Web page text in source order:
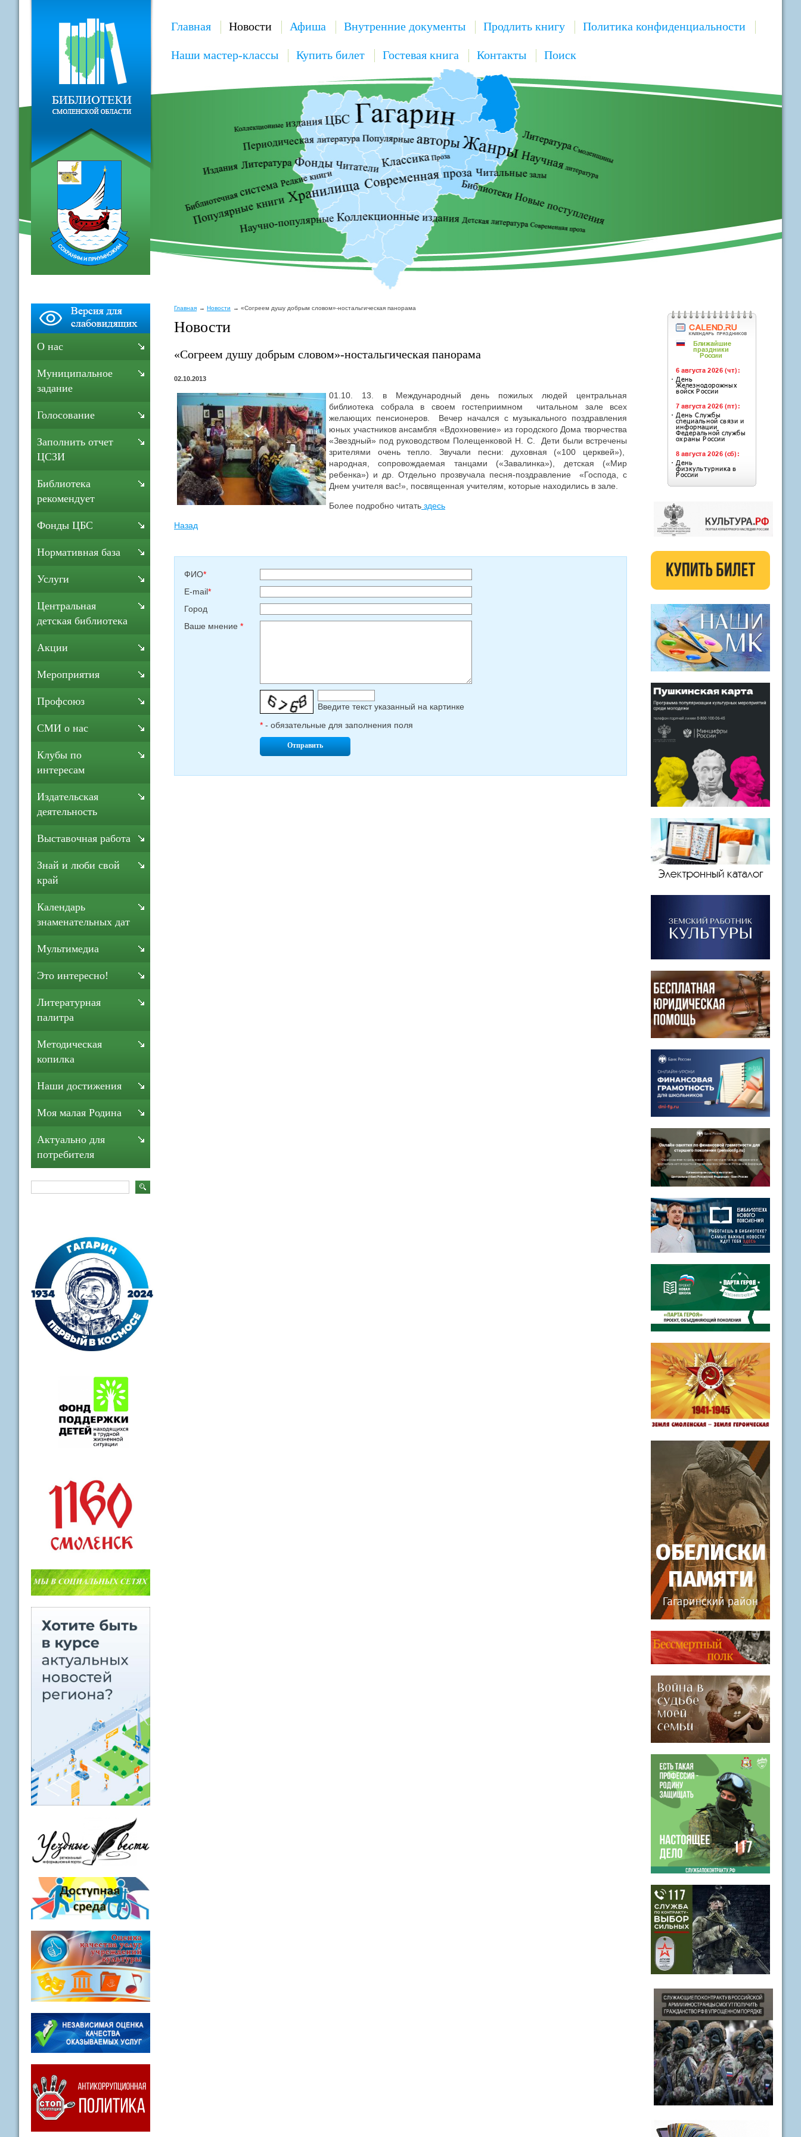
Главная Новости Афиша Внутренние документы Продлить книгу Политика конфиденциальности
Наши мастер-классы Купить билет Гостевая книга Контакты Поиск
Главная Новости «Согреем душу добрым словом»-ностальгическая панорама
Новости
«Согреем душу добрым словом»-ностальгическая панорама
02.10.2013
01.10. 13. в Международный день пожилых людей центральная
библиотека собрала в своем гостеприимном читальном зале всех
желающих пенсионеров. Вечер начался с музыкального поздравления
юных участников ансамбля «Вдохновение» из городского Дома творчества
«Звездный» под руководством Полещенковой Н. С. Дети были встречены
зрителями очень тепло. Звучали песни: духовная («100 церквей»),
народная, сопровождаемая танцами («Завалинка»), детская («Мир
ребенка») и др. Отдельно прозвучала песня-поздравление «Господа, с
Днем учителя вас!», посвященная учителям, которые находились в зале.
Более подробно читать здесь
Назад
ФИО*
E-mail*
Город
Ваше мнение *
Введите текcт указанный на картинке
* - обязательные для заполнения поля
Отправить
О нас
Муниципальное
задание
Голосование
Заполнить отчет
ЦСЗИ
Библиотека
рекомендует
Фонды ЦБС
Нормативная база
Услуги
Центральная
детская библиотека
Акции
Мероприятия
Профсоюз
СМИ о нас
Клубы по
интересам
Издательская
деятельность
Выставочная работа
Знай и люби свой
край
Календарь
знаменательных дат
Мультимедиа
Это интересно!
Литературная
палитра
Методическая
копилка
Наши достижения
Моя малая Родина
Актуально для
потребителя